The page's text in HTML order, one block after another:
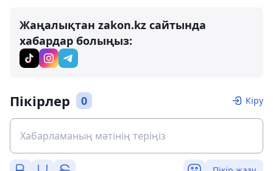
Жаңалықтан zakon.kz сайтында
хабардар болыңыз:
Пікірлер 0 Кіру